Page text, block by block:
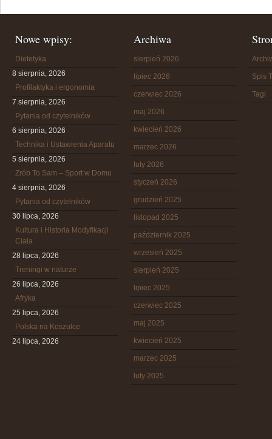
Nowe wpisy:
Dietetyka
8 sierpnia, 2026
Profilaktyka i ergonomia
7 sierpnia, 2026
Pytania od czytelników
6 sierpnia, 2026
Technika i Ustawienia Aparatu
5 sierpnia, 2026
Zrób To Sam – Sport w Domu
4 sierpnia, 2026
Pytania od czytelników
30 lipca, 2026
Kultura i Historia Modyfikacji
Ciała
28 lipca, 2026
Treningi w naturze
26 lipca, 2026
Afryka
25 lipca, 2026
Polska na Koszulce
24 lipca, 2026
Archiwa
sierpień 2026
lipiec 2026
czerwiec 2026
maj 2026
kwiecień 2026
marzec 2026
luty 2026
styczeń 2026
grudzień 2025
listopad 2025
październik 2025
wrzesień 2025
sierpień 2025
lipiec 2025
czerwiec 2025
maj 2025
kwiecień 2025
marzec 2025
luty 2025
Spis
Tagi